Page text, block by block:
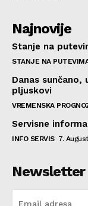
Najnovije
Stanje na
STANJE NA
Danas
pljuskovi
VREMENSKA
Servisne
INFO SERVIS 7.
Newsletter